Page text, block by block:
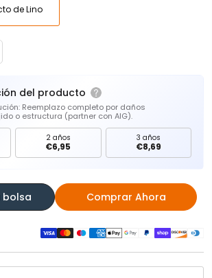
de Lino
del producto
Reemplazo completo por daños
o estructura (partner con AIG).
2 años
€6,95
3 años
€8,69
bolsa Comprar Ahora